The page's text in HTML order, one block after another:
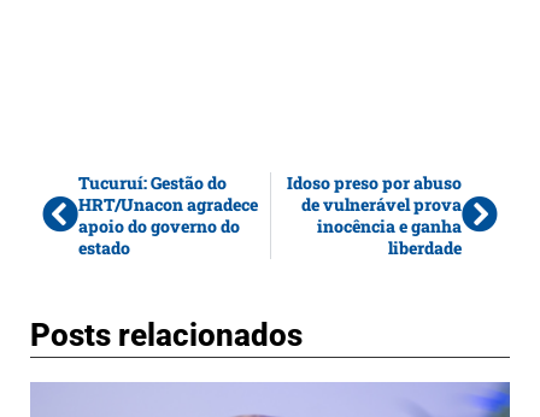
Tucuruí: Gestão do
HRT/Unacon agradece
apoio do governo do
estado
Idoso preso por abuso
de vulnerável prova
inocência e ganha
liberdade
Posts relacionados